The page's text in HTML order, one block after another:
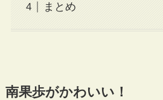
まとめ
南果歩がかわいい！